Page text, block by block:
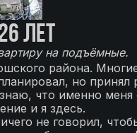
лет
на подъёмные.
района.
но принял
что именно меня
и я здесь.
не говорил,